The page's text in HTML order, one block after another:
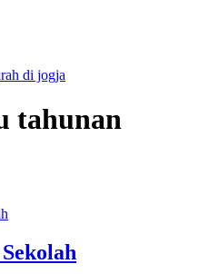
di jogja
tahunan